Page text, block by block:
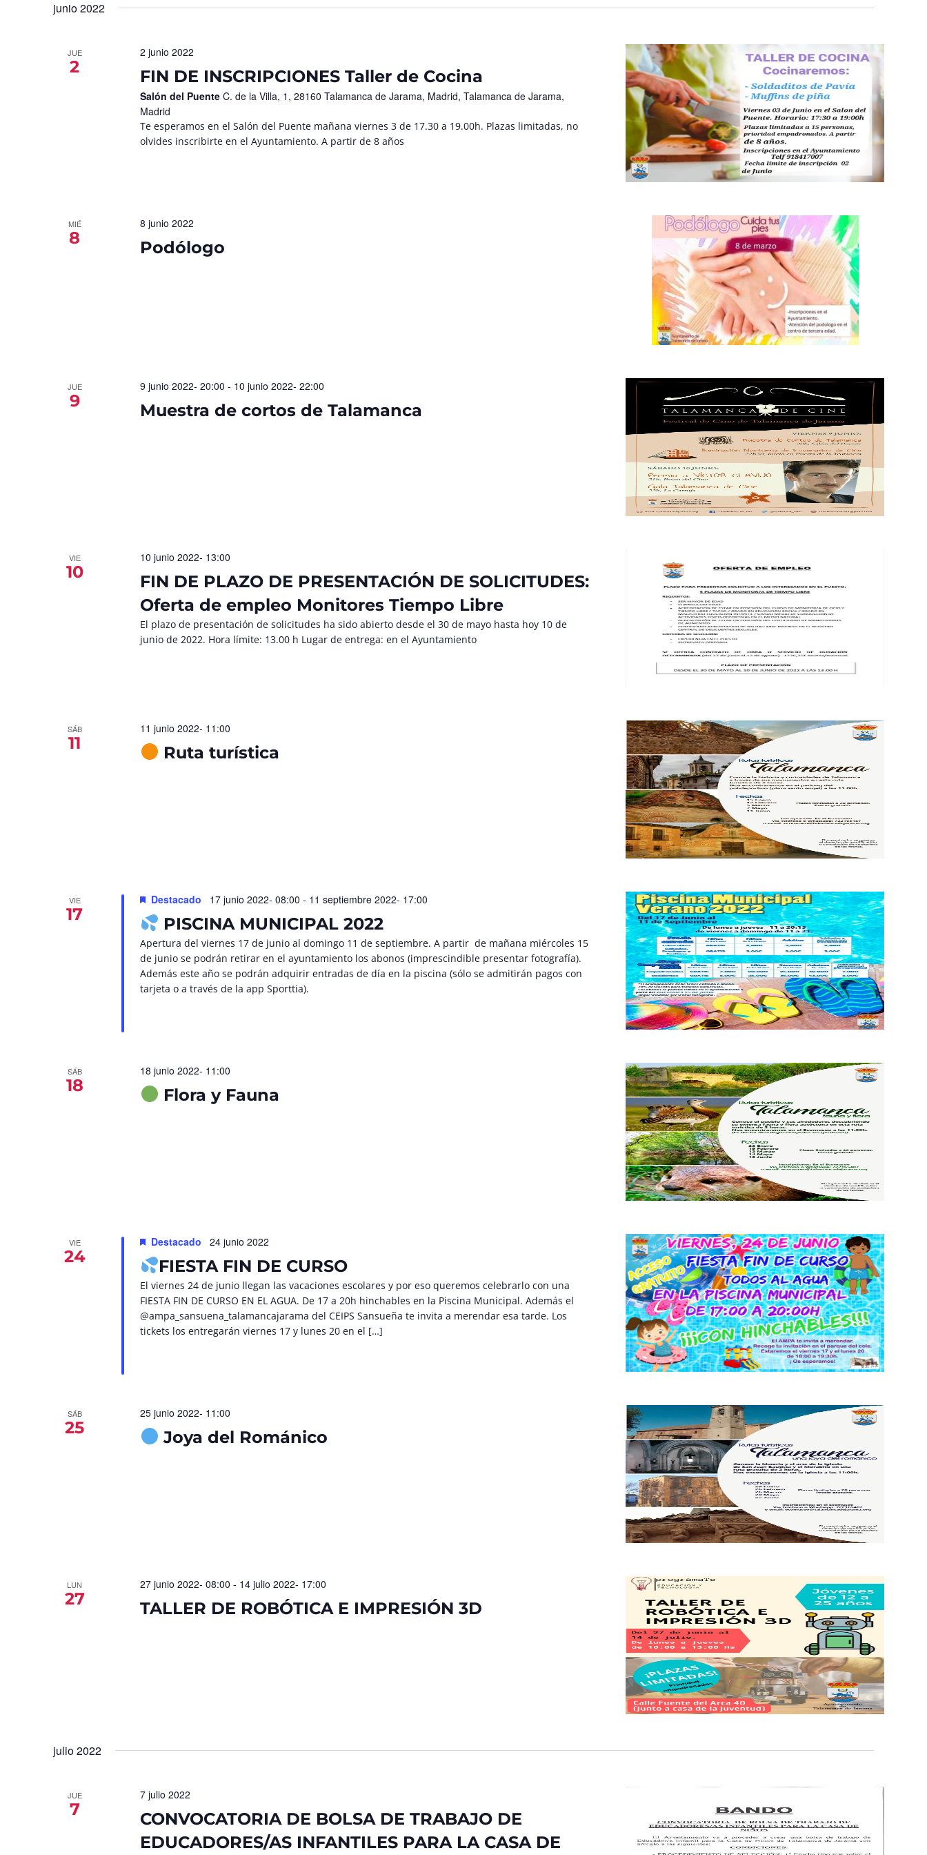
junio 2022
JUE
2 FIN DE INSCRIPCIONES Taller de Cocina
2 junio 2022
Salón del Puente C. de la Villa, 1, 28160 Talamanca de Jarama, Madrid, Talamanca de Jarama,
Madrid
Te esperamos en el Salón del Puente mañana viernes 3 de 17.30 a 19.00h. Plazas limitadas, no
olvides inscribirte en el Ayuntamiento. A partir de 8 años
MIÉ
8 Podólogo
8 junio 2022
JUE
9 Muestra de cortos de Talamanca
9 junio 2022- 20:00 - 10 junio 2022- 22:00
VIE
10
FIN DE PLAZO DE PRESENTACIÓN DE SOLICITUDES:
Oferta de empleo Monitores Tiempo Libre
10 junio 2022- 13:00
El plazo de presentación de solicitudes ha sido abierto desde el 30 de mayo hasta hoy 10 de
junio de 2022. Hora límite: 13.00 h Lugar de entrega: en el Ayuntamiento
SÁB
11 Ruta turística
11 junio 2022- 11:00
VIE
17 PISCINA MUNICIPAL 2022
Destacado 17 junio 2022- 08:00 - 11 septiembre 2022- 17:00
Apertura del viernes 17 de junio al domingo 11 de septiembre. A partir de mañana miércoles 15
de junio se podrán retirar en el ayuntamiento los abonos (imprescindible presentar fotografía).
Además este año se podrán adquirir entradas de día en la piscina (sólo se admitirán pagos con
tarjeta o a través de la app Sporttia).
SÁB
18 Flora y Fauna
18 junio 2022- 11:00
VIE
24 FIESTA FIN DE CURSO
Destacado 24 junio 2022
El viernes 24 de junio llegan las vacaciones escolares y por eso queremos celebrarlo con una
FIESTA FIN DE CURSO EN EL AGUA. De 17 a 20h hinchables en la Piscina Municipal. Además el
@ampa_sansuena_talamancajarama del CEIPS Sansueña te invita a merendar esa tarde. Los
tickets los entregarán viernes 17 y lunes 20 en el […]
SÁB
25 Joya del Románico
25 junio 2022- 11:00
LUN
27 TALLER DE ROBÓTICA E IMPRESIÓN 3D
27 junio 2022- 08:00 - 14 julio 2022- 17:00
julio 2022
JUE
7
CONVOCATORIA DE BOLSA DE TRABAJO DE
EDUCADORES/AS INFANTILES PARA LA CASA DE
7 julio 2022